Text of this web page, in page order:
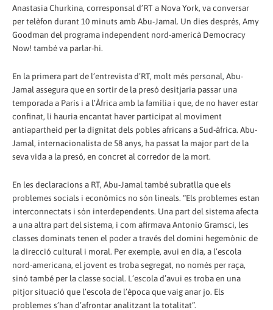
Anastasia Churkina, corresponsal d’RT a Nova York, va conversar
per telèfon durant 10 minuts amb Abu-Jamal. Un dies després, Amy
Goodman del programa independent nord-americà Democracy
Now! també va parlar-hi.
En la primera part de l’entrevista d’RT, molt més personal, Abu-
Jamal assegura que en sortir de la presó desitjaria passar una
temporada a París i a l’Àfrica amb la família i que, de no haver estar
confinat, li hauria encantat haver participat al moviment
antiapartheid per la dignitat dels pobles africans a Sud-àfrica. Abu-
Jamal, internacionalista de 58 anys, ha passat la major part de la
seva vida a la presó, en concret al corredor de la mort.
En les declaracions a RT, Abu-Jamal també subratlla que els
problemes socials i econòmics no són lineals. “Els problemes estan
interconnectats i són interdependents. Una part del sistema afecta
a una altra part del sistema, i com afirmava Antonio Gramsci, les
classes dominats tenen el poder a través del domini hegemònic de
la direcció cultural i moral. Per exemple, avui en dia, a l’escola
nord-americana, el jovent es troba segregat, no només per raça,
sinó també per la classe social. L’escola d’avui es troba en una
pitjor situació que l’escola de l’època que vaig anar jo. Els
problemes s’han d’afrontar analitzant la totalitat”.